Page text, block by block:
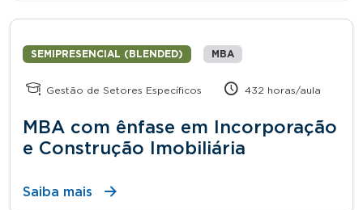
SEMIPRESENCIAL (BLENDED) MBA
Gestão de Setores Específicos 432 horas/aula
MBA com ênfase em Incorporação
e Construção Imobiliária
Saiba mais